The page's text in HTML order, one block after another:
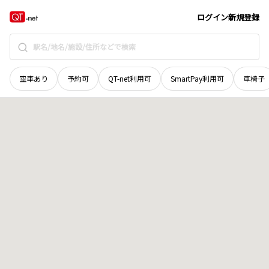
ログイン新規登録
空車あり 予約可 QT-net利用可 SmartPay利用可 車椅子
鳥取県